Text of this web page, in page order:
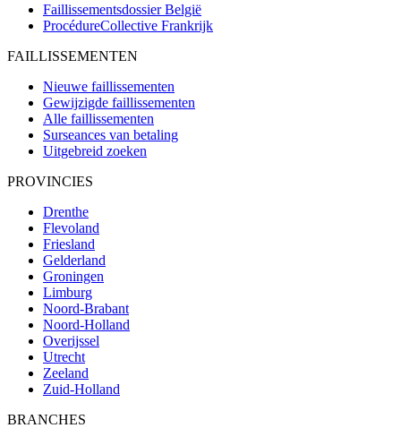
Faillissementsdossier België
ProcédureCollective Frankrijk
FAILLISSEMENTEN
Nieuwe faillissementen
Gewijzigde faillissementen
Alle faillissementen
Surseances van betaling
Uitgebreid zoeken
PROVINCIES
Drenthe
Flevoland
Friesland
Gelderland
Groningen
Limburg
Noord-Brabant
Noord-Holland
Overijssel
Utrecht
Zeeland
Zuid-Holland
BRANCHES